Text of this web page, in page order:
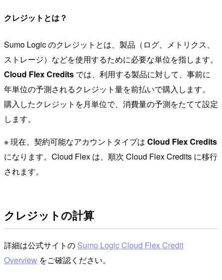
クレジットとは？
Sumo Logic のクレジットとは、製品（ログ、メトリクス、
ストレージ）などを使用するために必要な単位を指します。
Cloud Flex Credits では、利用する製品に対して、事前に
年単位の予測されるクレジット量を前払いで購入します。
購入したクレジットを月単位で、消費量の予測をたてて設定
します。
※ 現在、契約可能なアカウントタイプは Cloud Flex Credits
になります。Cloud Flex は、順次 Cloud Flex Credits に移行
されます。
クレジットの計算
詳細は公式サイトの Sumo Logic Cloud Flex Credit
Overview をご確認ください。